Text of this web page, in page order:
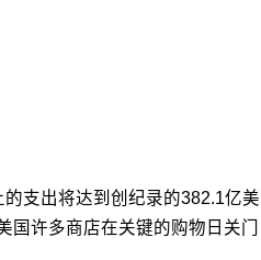
支出将达到创纪录的382.1亿
许多商店在关键的购物日关